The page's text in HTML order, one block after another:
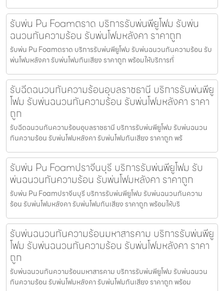
รับพ่น Pu Foamตราด บริการรับพ่นพียูโฟม รับพ่น
ฉนวนกันความร้อน รับพ่นโฟมหลังคา ราคาถูก
รับพ่น Pu Foamตราด บริการรับพ่นพียูโฟม รับพ่นฉนวนกันความร้อน รับ
พ่นโฟมหลังคา รับพ่นโฟมกันเสียง ราคาถูก พร้อมให้บริการทั่
รับฉีดฉนวนกันความร้อนอุบลราชธานี บริการรับพ่นพียู
โฟม รับพ่นฉนวนกันความร้อน รับพ่นโฟมหลังคา ราคา
ถูก
รับฉีดฉนวนกันความร้อนอุบลราชธานี บริการรับพ่นพียูโฟม รับพ่นฉนวน
กันความร้อน รับพ่นโฟมหลังคา รับพ่นโฟมกันเสียง ราคาถูก พร้
รับพ่น Pu Foamปราจีนบุรี บริการรับพ่นพียูโฟม รับ
พ่นฉนวนกันความร้อน รับพ่นโฟมหลังคา ราคาถูก
รับพ่น Pu Foamปราจีนบุรี บริการรับพ่นพียูโฟม รับพ่นฉนวนกันความ
ร้อน รับพ่นโฟมหลังคา รับพ่นโฟมกันเสียง ราคาถูก พร้อมให้บริ
รับพ่นฉนวนกันความร้อนมหาสารคาม บริการรับพ่นพียู
โฟม รับพ่นฉนวนกันความร้อน รับพ่นโฟมหลังคา ราคา
ถูก
รับพ่นฉนวนกันความร้อนมหาสารคาม บริการรับพ่นพียูโฟม รับพ่นฉนวน
กันความร้อน รับพ่นโฟมหลังคา รับพ่นโฟมกันเสียง ราคาถูก พร้อม